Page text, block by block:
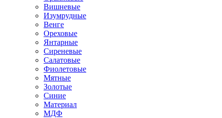
Вишневые
Изумрудные
Венге
Ореховые
Янтарные
Сиреневые
Салатовые
Фиолетовые
Мятные
Золотые
Синие
Материал
МДФ